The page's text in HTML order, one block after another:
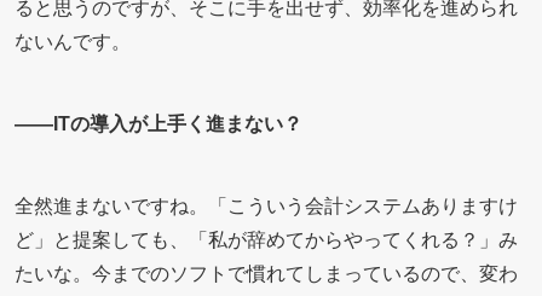
ると思うのですが、そこに手を出せず、効率化を進められ
ないんです。
――ITの導入が上手く進まない？
全然進まないですね。「こういう会計システムありますけ
ど」と提案しても、「私が辞めてからやってくれる？」み
たいな。今までのソフトで慣れてしまっているので、変わ